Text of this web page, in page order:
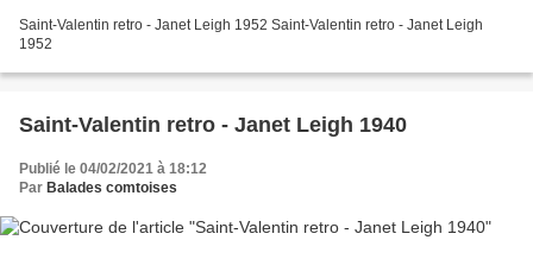
Saint-Valentin retro - Janet Leigh 1952 Saint-Valentin retro - Janet Leigh
1952
Saint-Valentin retro - Janet Leigh 1940
Publié le 04/02/2021 à 18:12
Par Balades comtoises